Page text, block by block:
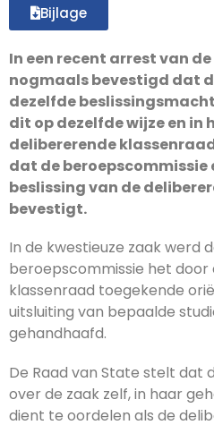
Bijlage
In een recent arrest van
nogmaals bevestigd dat
dezelfde
dit op dezelfde wijze en in
delibererende
dat de beroepscommissie
beslissing van de
bevestigt.
In de kwestieuze zaak werd
beroepscommissie het door
klassenraad toegekende
uitsluiting van bepaalde
gehandhaafd.
De Raad van State stelt dat
over de zaak zelf, in haar
dient te oordelen als de